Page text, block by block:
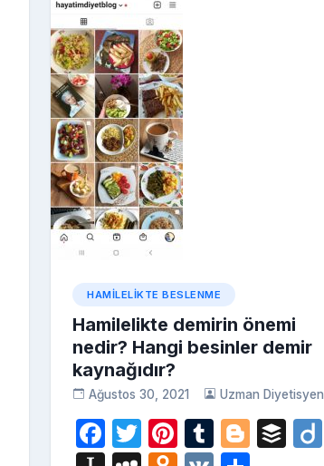
HAMILELIKTE BESLENME
Hamilelikte demirin önemi
nedir? Hangi besinler demir
kaynağıdır?
Ağustos 30, 2021 Uzman Diyetisyen
F
T
Pi T
Bl B